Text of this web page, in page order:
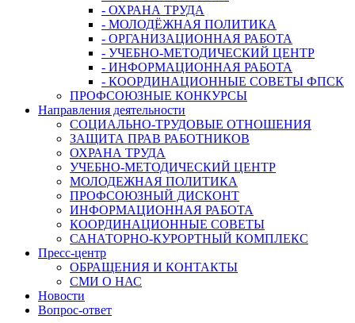
- ОХРАНА ТРУДА
- МОЛОДЁЖНАЯ ПОЛИТИКА
- ОРГАНИЗАЦИОННАЯ РАБОТА
- УЧЕБНО-МЕТОДИЧЕСКИЙ ЦЕНТР
- ИНФОРМАЦИОННАЯ РАБОТА
- КООРДИНАЦИОННЫЕ СОВЕТЫ ФПСК
ПРОФСОЮЗНЫЕ КОНКУРСЫ
Направления деятельности
СОЦИАЛЬНО-ТРУДОВЫЕ ОТНОШЕНИЯ
ЗАЩИТА ПРАВ РАБОТНИКОВ
ОХРАНА ТРУДА
УЧЕБНО-МЕТОДИЧЕСКИЙ ЦЕНТР
МОЛОДЕЖНАЯ ПОЛИТИКА
ПРОФСОЮЗНЫЙ ДИСКОНТ
ИНФОРМАЦИОННАЯ РАБОТА
КООРДИНАЦИОННЫЕ СОВЕТЫ
САНАТОРНО-КУРОРТНЫЙ КОМПЛЕКС
Пресс-центр
ОБРАЩЕНИЯ И КОНТАКТЫ
СМИ О НАС
Новости
Вопрос-ответ